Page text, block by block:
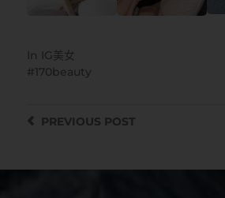
In IG美女
170beauty
PREVIOUS POST